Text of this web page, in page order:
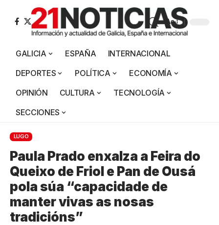
Aa
GALICIA ESPAÑA
INTERNACIONAL
DEPORTES
POLÍTICA
ECONOMÍA
OPINIÓN
CULTURA
TECNOLOGÍA
SECCIONES
LUGO
Paula Prado enxalza a Feira do
Queixo de Friol e Pan de Ousá
pola súa “capacidade de
manter vivas as nosas
tradicións”